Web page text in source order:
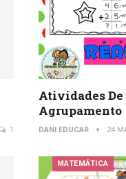
1
Atividades
Agrupamento
DANI EDUCAR 24
MATEMÁTICA